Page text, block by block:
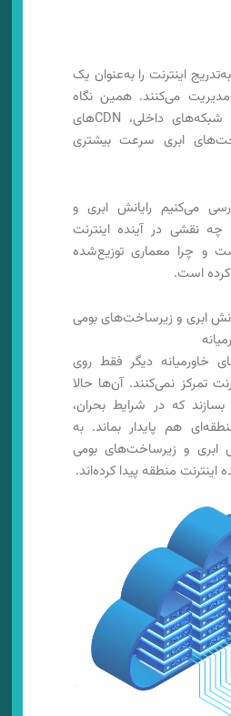
اینترنت را به‌عنوان یک
می‌کنند. همین نگاه
باعث شده توسعه شبکه‌های داخلی، CDNهای
ابری سرعت بیشتری
می‌کنیم رایانش ابری و
نقشی در آینده اینترنت
و چرا معماری توزیع‌شده
است.
ابری و زیرساخت‌های بومی
خاورمیانه دیگر فقط روی
تمرکز نمی‌کنند. آن‌ها حالا
که در شرایط بحران،
هم پایدار بماند. به
ابری و زیرساخت‌های بومی
منطقه پیدا کرده‌اند.